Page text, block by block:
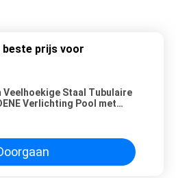
beste prijs voor
Veelhoekige Staal Tubulaire
Verlichting Pool met
Wegverlichting